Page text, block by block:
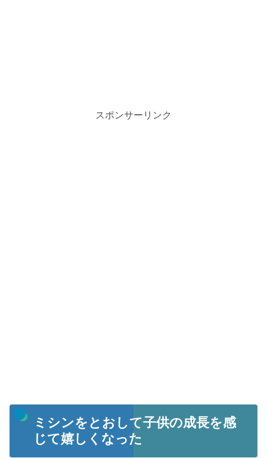
スポンサーリンク
ミシンをとおして子供の成長を感
じて嬉しくなった